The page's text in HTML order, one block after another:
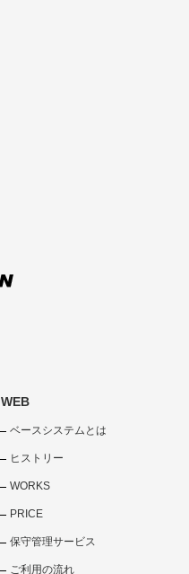
WEB
ベースシステムとは
ヒストリー
WORKS
PRICE
保守管理サービス
ご利用の流れ